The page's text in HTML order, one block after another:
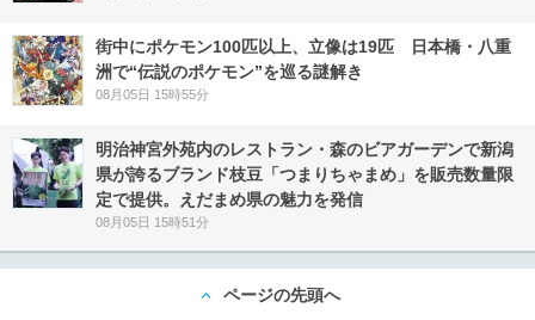
街中にポケモン100匹以上、立像は19匹 日本橋・八重
洲で“伝説のポケモン”を巡る謎解き
08月05日 15時55分
明治神宮外苑内のレストラン・森のビアガーデンで新潟
県が誇るブランド枝豆「つまりちゃまめ」を販売数量限
定で提供。えだまめ県の魅力を発信
08月05日 15時51分
ページの先頭へ